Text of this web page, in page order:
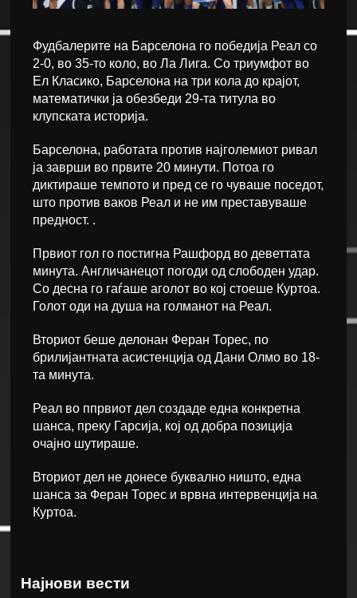
Фудбалерите на Барселона го победија Реал со
2-0, во 35-то коло, во Ла Лига. Со триумфот во
Ел Класико, Барселона на три кола до крајот,
математички ја обезбеди 29-та титула во
клупската историја.
Барселона, работата против најголемиот ривал
ја заврши во првите 20 минути. Потоа го
диктираше темпото и пред се го чуваше поседот,
што против ваков Реал и не им преставуваше
предност. .
Првиот гол го постигна Рашфорд во деветтата
минута. Англичанецот погоди од слободен удар.
Со десна го гаѓаше аголот во кој стоеше Куртоа.
Голот оди на душа на голманот на Реал.
Вториот беше делонан Феран Торес, по
брилијантната асистенција од Дани Олмо во 18-
та минута.
Реал во ппрвиот дел создаде една конкретна
шанса, преку Гарсија, кој од добра позиција
очајно шутираше.
Вториот дел не донесе буквално ништо, една
шанса за Феран Торес и врвна интервенција на
Куртоа.
Најнови вести